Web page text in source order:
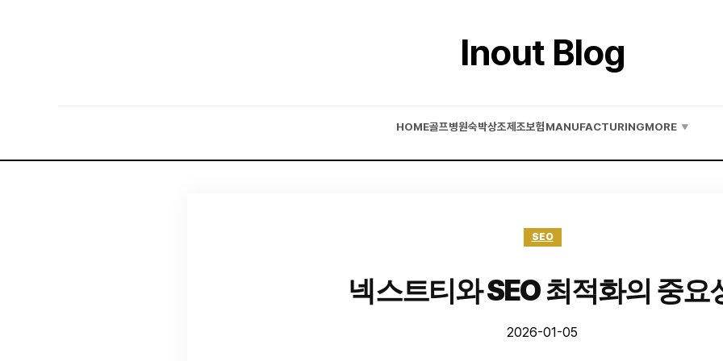
Inout Blog
HOME골프병원숙박상조제조보험MANUFACTURINGMORE ▼
SEO
넥스트티와 SEO 최적화의 중요
2026-01-05